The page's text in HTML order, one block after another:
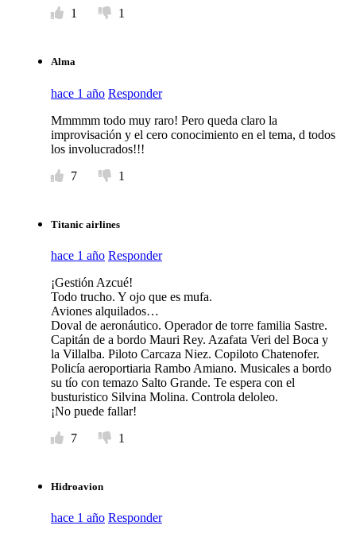
1
1
Alma
hace 1 año Responder
Mmmmm todo muy raro! Pero queda claro la
improvisación y el cero conocimiento en el tema, d todos
los involucrados!!!
7
1
Titanic airlines
hace 1 año Responder
¡Gestión Azcué!
Todo trucho. Y ojo que es mufa.
Aviones alquilados…
Doval de aeronáutico. Operador de torre familia Sastre.
Capitán de a bordo Mauri Rey. Azafata Veri del Boca y
la Villalba. Piloto Carcaza Niez. Copiloto Chatenofer.
Policía aeroportiaria Rambo Amiano. Musicales a bordo
su tío con temazo Salto Grande. Te espera con el
busturistico Silvina Molina. Controla deloleo.
¡No puede fallar!
7
1
Hidroavion
hace 1 año Responder